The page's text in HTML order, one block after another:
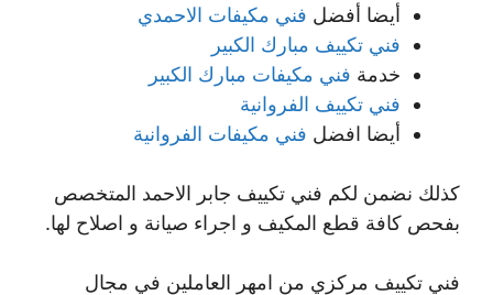
أيضا أفضل فني مكيفات الاحمدي
فني تكييف مبارك الكبير
خدمة فني مكيفات مبارك الكبير
فني تكييف الفروانية
أيضا افضل فني مكيفات الفروانية
كذلك نضمن لكم فني تكييف جابر الاحمد المتخصص
بفحص كافة قطع المكيف و اجراء صيانة و اصلاح لها.
فني تكييف مركزي من امهر العاملين في مجال